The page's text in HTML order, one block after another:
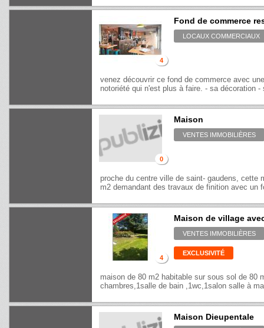
4
Fond de commerce
LOCAUX COMMERCIAUX
venez découvrir ce fond de commerce avec
notoriété qui n'est plus à faire. - sa décoration
0
Maison
VENTES IMMOBILIÈRES
proche du centre ville de saint- gaudens, cette
m2 demandant des travaux de finition avec un
4
Maison de village
VENTES IMMOBILIÈRES
EXCLUSIVITÉ
maison de 80 m2 habitable sur sous sol de 80
chambres,1salle de bain ,1wc,1salon salle à
Maison Dieupentale